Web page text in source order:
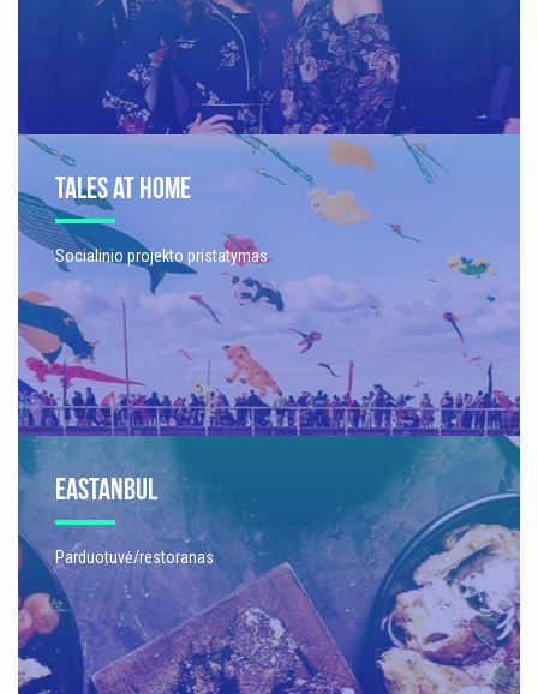
TALES AT HOME
Socialinio projekto pristatymas
EASTANBUL
Parduotuvė/restoranas